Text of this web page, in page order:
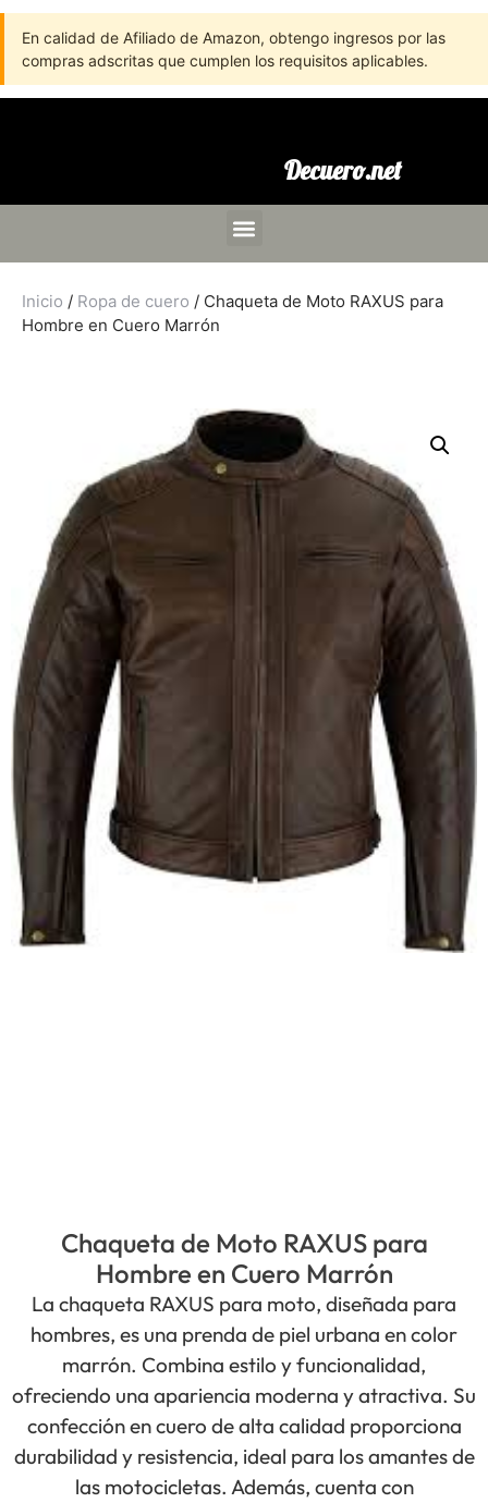
En calidad de Afiliado de Amazon, obtengo ingresos por las
compras adscritas que cumplen los requisitos aplicables.
Decuero.net
Inicio / Ropa de cuero / Chaqueta de Moto RAXUS para
Hombre en Cuero Marrón
Chaqueta de Moto RAXUS para
Hombre en Cuero Marrón
La chaqueta RAXUS para moto, diseñada para
hombres, es una prenda de piel urbana en color
marrón. Combina estilo y funcionalidad,
ofreciendo una apariencia moderna y atractiva. Su
confección en cuero de alta calidad proporciona
durabilidad y resistencia, ideal para los amantes de
las motocicletas. Además, cuenta con